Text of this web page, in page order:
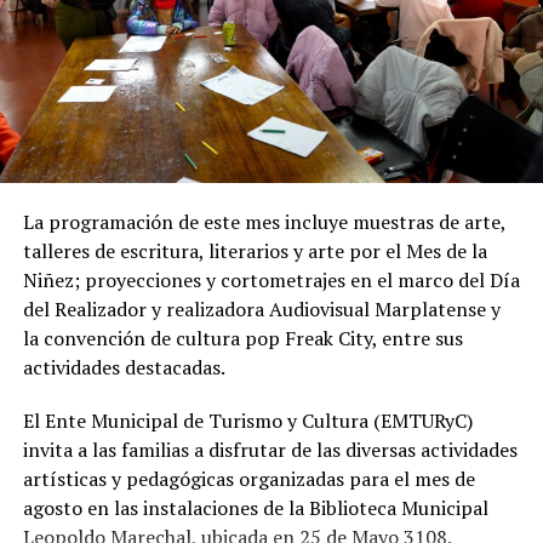
Desde OSSE destacaron que la ampliación del sistema
cloacal representa un aporte importante para la
protección ambiental, ya que permite disminuir la
utilización de pozos absorbentes y contribuye a
preservar las napas de agua subterránea, además de
mejorar las condiciones de higiene y salubridad para los
vecinos.
Tras la apertura de sobres, el expediente continuará su
recorrido administrativo con la intervención de la
Comisión de Estudio de Ofertas y Adjudicación, que
tendrá a su cargo la evaluación de las propuestas
obra.
La programación de este mes incluye muestras de arte,
talleres de escritura, literarios y arte por el Mes de la
Niñez; proyecciones y cortometrajes en el marco del Día
del Realizador y realizadora Audiovisual Marplatense y
la convención de cultura pop Freak City, entre sus
actividades destacadas.
El Ente Municipal de Turismo y Cultura (EMTURyC)
invita a las familias a disfrutar de las diversas actividades
artísticas y pedagógicas organizadas para el mes de
agosto en las instalaciones de la Biblioteca Municipal
Leopoldo Marechal, ubicada en 25 de Mayo 3108.